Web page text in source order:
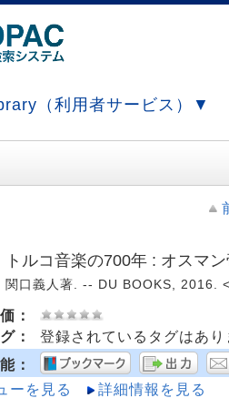
（利用者サービス）▼
トルコ音楽の700年 : オスマ
関口義人著. -- DU BOOKS, 2016.
：
：
登録されているタグはあり
：
ーを見る
詳細情報を見る